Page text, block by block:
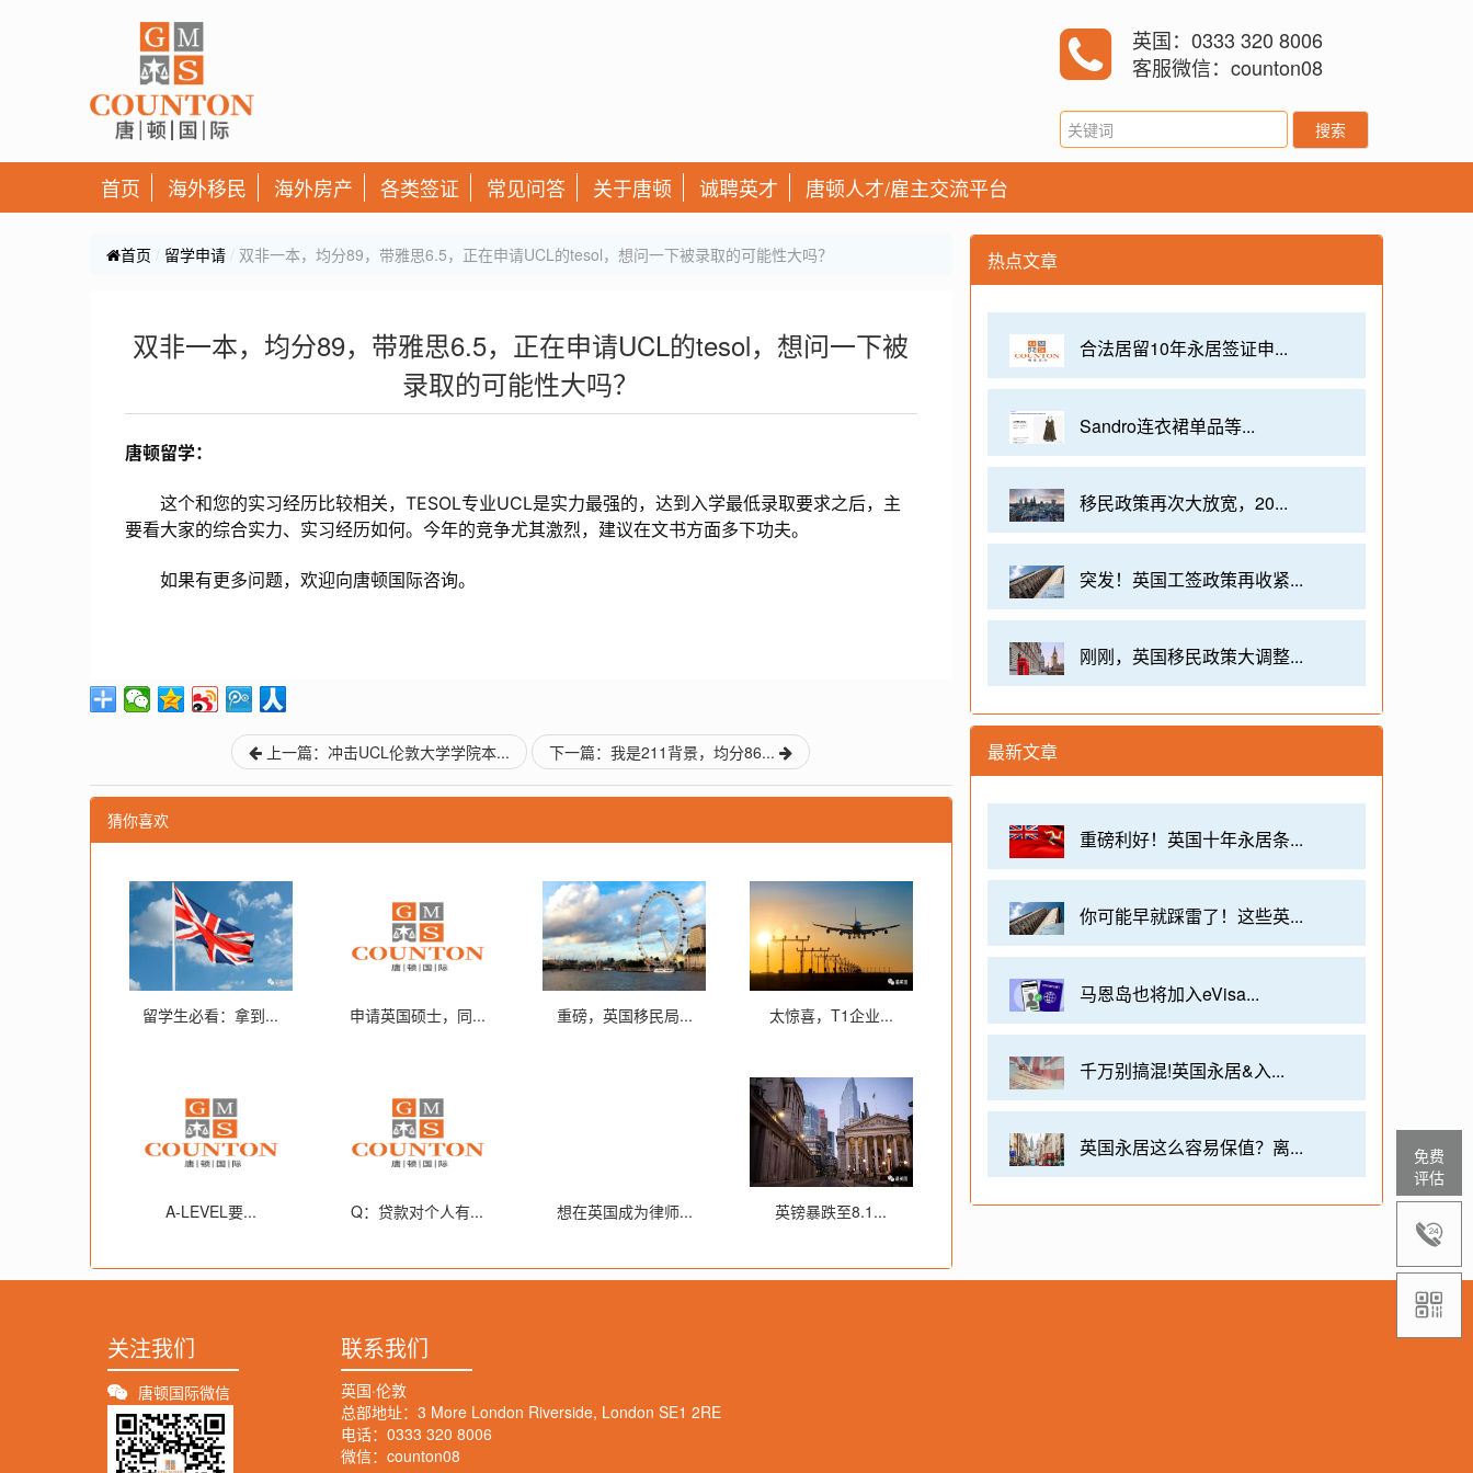
英国：0333 320 8006
客服微信：counton08
搜索
首页 海外移民 海外房产 各类签证 常见问答 关于唐顿 诚聘英才 唐顿人才/雇主交流平台
首页 留学申请 双非一本，均分89，带雅思6.5，正在申请UCL的tesol，想问一下被录取的可能性大吗？
双非一本，均分89，带雅思6.5，正在申请UCL的tesol，想问一下被
录取的可能性大吗？
唐顿留学：
这个和您的实习经历比较相关，TESOL专业UCL是实力最强的，达到入学最低录取要求之后，主
要看大家的综合实力、实习经历如何。今年的竞争尤其激烈，建议在文书方面多下功夫。
如果有更多问题，欢迎向唐顿国际咨询。
上一篇：冲击UCL伦敦大学学院本... 下一篇：我是211背景，均分86...
猜你喜欢
留学生必看：拿到... 申请英国硕士，同... 重磅，英国移民局... 太惊喜，T1企业...
A-LEVEL要... Q：贷款对个人有... 想在英国成为律师... 英镑暴跌至8.1...
热点文章
合法居留10年永居签证申...
Sandro连衣裙单品等...
移民政策再次大放宽，20...
突发！英国工签政策再收紧...
刚刚，英国移民政策大调整...
最新文章
重磅利好！英国十年永居条...
你可能早就踩雷了！这些英...
马恩岛也将加入eVisa...
千万别搞混!英国永居&入...
英国永居这么容易保值？离...
关注我们
唐顿国际微信
联系我们
英国·伦敦
总部地址：3 More London Riverside, London SE1 2RE
电话：0333 320 8006
微信：counton08
免费
评估

